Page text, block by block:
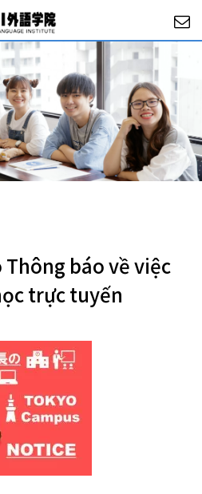
báo về việc
trực tuyến